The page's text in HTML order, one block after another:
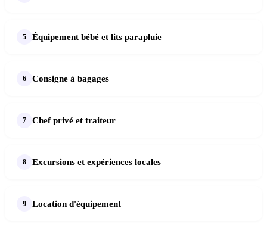
Équipement bébé et lits parapluie
Consigne à bagages
Chef privé et traiteur
Excursions et expériences locales
Location d'équipement